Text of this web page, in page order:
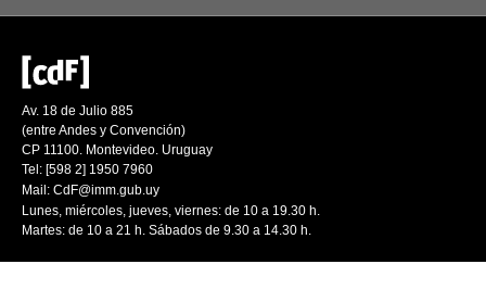
Av. 18 de Julio 885
(entre Andes y Convención)
CP 11100. Montevideo. Uruguay
Tel: [598 2] 1950 7960
Mail: CdF@imm.gub.uy
Lunes, miércoles, jueves, viernes: de 10 a 19.30 h.
Martes: de 10 a 21 h. Sábados de 9.30 a 14.30 h.